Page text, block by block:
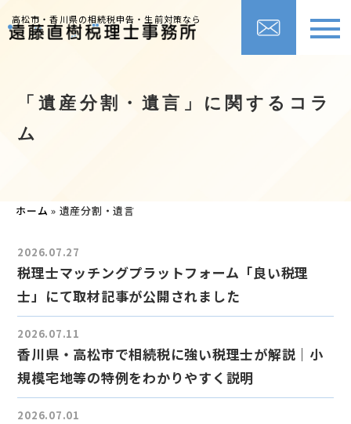
高松市・香川県の相続税申告・生前対策なら
「遺産分割・遺言」に関するコラ
ム
ホーム » 遺産分割・遺言
2026.07.27
税理士マッチングプラットフォーム「良い税理
士」にて取材記事が公開されました
2026.07.11
香川県・高松市で相続税に強い税理士が解説｜小
規模宅地等の特例をわかりやすく説明
2026.07.01